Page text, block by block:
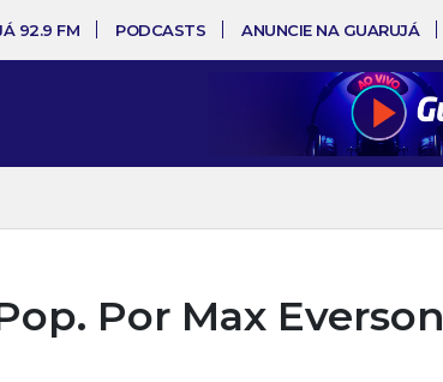
92.9 FM PODCASTS ANUNCIE NA GUARUJÁ
Por Max Everson